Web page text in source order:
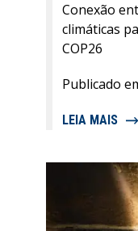
Conexão
climáticas
COP26
Publicado
LEIA MAIS